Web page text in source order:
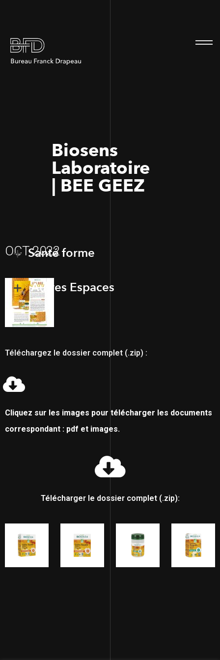
Biosens
Laboratoire
| BEE GEEZ
OCT 2022
Santé forme
Autres Espaces
Téléchargez le dossier complet (.zip) :
Cliquez sur les images pour télécharger les documents
correspondant : pdf et images.
Télécharger le dossier complet (.zip):